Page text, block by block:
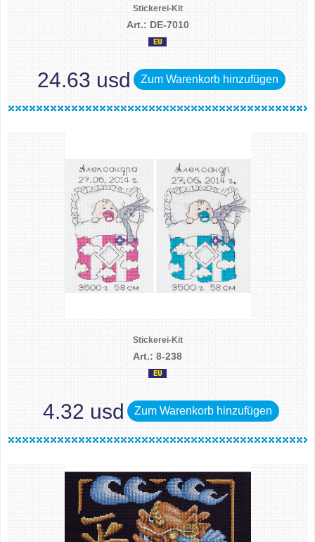
Stickerei-Kit
Art.: DE-7010
24.63 usd Zum Warenkorb hinzufügen
Stickerei-Kit
Art.: 8-238
4.32 usd Zum Warenkorb hinzufügen